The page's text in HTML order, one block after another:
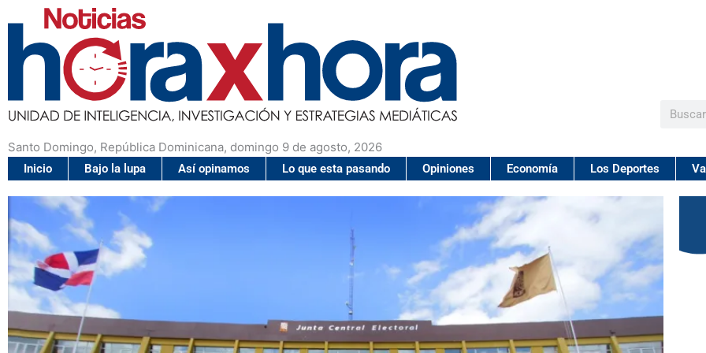
Santo Domingo, República Dominicana, domingo 9 de agosto, 2026
Buscar
Inicio Bajo la lupa Así opinamos Lo que esta pasando Opiniones Economía Los Deportes